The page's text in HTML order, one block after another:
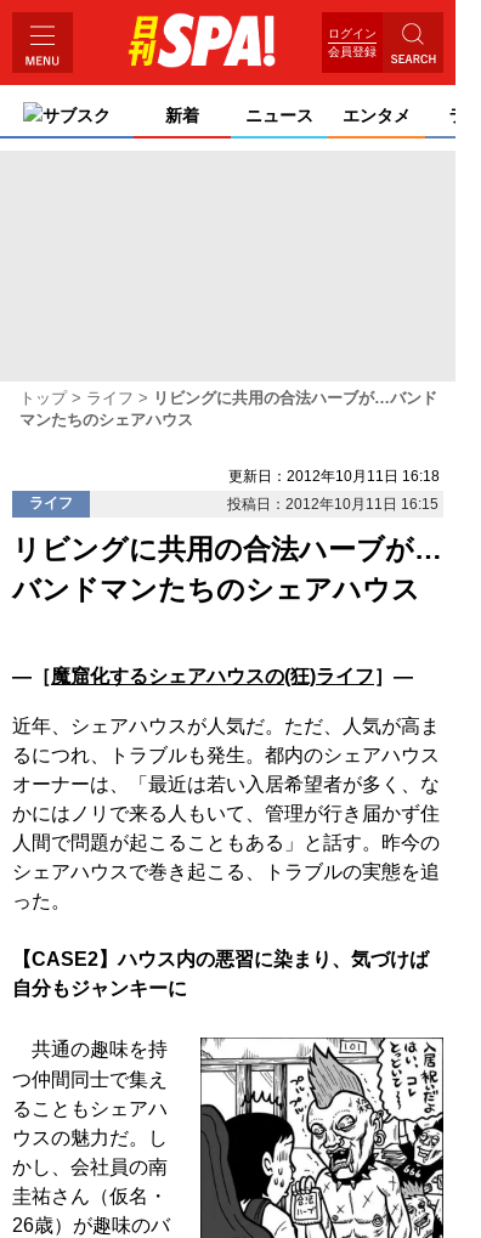
ログイン
会員登録
サブスク 新着 ニュース エンタメ ライ
トップ ライフ
リビングに共用の合法ハーブが…バンド
マンたちのシェアハウス
更新日：2012年10月11日 16:18
ライフ
投稿日：2012年10月11日 16:15
リビングに共用の合法ハーブが…
バンドマンたちのシェアハウス
―［魔窟化するシェアハウスの(狂)ライフ］―
近年、シェアハウスが人気だ。ただ、人気が高ま
るにつれ、トラブルも発生。都内のシェアハウス
オーナーは、「最近は若い入居希望者が多く、な
かにはノリで来る人もいて、管理が行き届かず住
人間で問題が起こることもある」と話す。昨今の
シェアハウスで巻き起こる、トラブルの実態を追
った。
【CASE2】ハウス内の悪習に染まり、気づけば
自分もジャンキーに
共通の趣味を持
つ仲間同士で集え
ることもシェアハ
ウスの魅力だ。し
かし、会社員の南
圭祐さん（仮名・
26歳）が趣味のバ